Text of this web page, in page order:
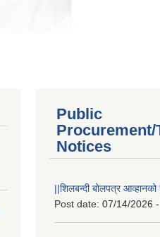
Public
Procurement/
Notices
||शिलबन्दी बोलपत्र
Post date: 07/14/2026 -